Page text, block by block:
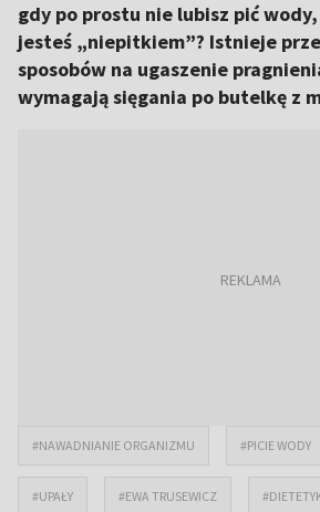
gdy po prostu nie lubisz pić
jesteś „niepitkiem”? Istnieje
sposobów na ugaszenie
wymagają sięgania po butelkę z
#NAWADNIANIE ORGANIZMU #PICIE WODY
#UPAŁY #EWA TRUSEWICZ